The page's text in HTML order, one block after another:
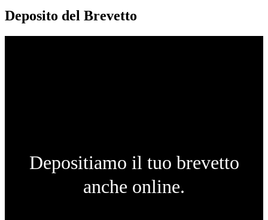
Deposito del Brevetto
Depositiamo il tuo brevetto
anche online.